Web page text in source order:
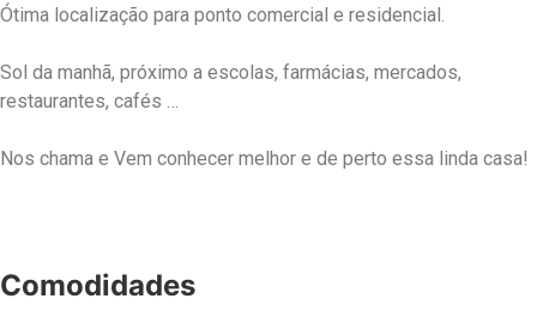
Ótima localização para ponto comercial e residencial.
Sol da manhã, próximo a escolas, farmácias, mercados,
restaurantes, cafés …
Nos chama e Vem conhecer melhor e de perto essa linda casa!
Comodidades